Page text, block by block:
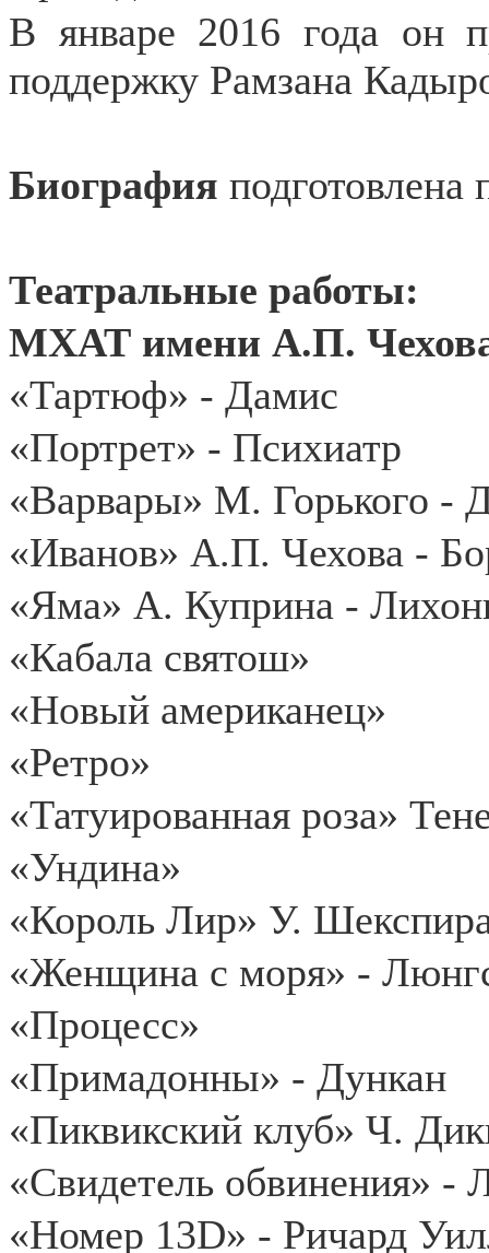
В январе 2016 года он
поддержку Рамзана
Биография
Театральные работы:
МХАТ имени А.П.
«Тартюф» - Дамис
«Портрет» - Психиатр
«Варвары» М. Горького -
«Иванов» А.П. Чехова -
«Яма» А. Куприна -
«Кабала святош»
«Новый американец»
«Ретро»
«Татуированная роза»
«Ундина»
«Король Лир» У.
«Женщина с моря» -
«Процесс»
«Примадонны» - Дункан
«Пиквикский клуб» Ч.
«Свидетель обвинения» -
«Номер 13D» - Ричард